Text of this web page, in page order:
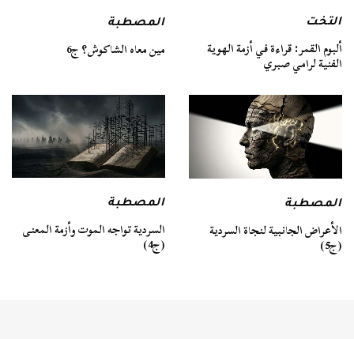
التخت
ألبوم القمر: قراءة في أزمة الهوية
الفنية لرامي صبري
المصطبة
مين معاه الشاكوش؟ ج6
المصطبة
الأعراض الجانبية لنجاة السردية
(ج5)
المصطبة
السردية تواجه الموت وأزمة المعنى
(ج4)